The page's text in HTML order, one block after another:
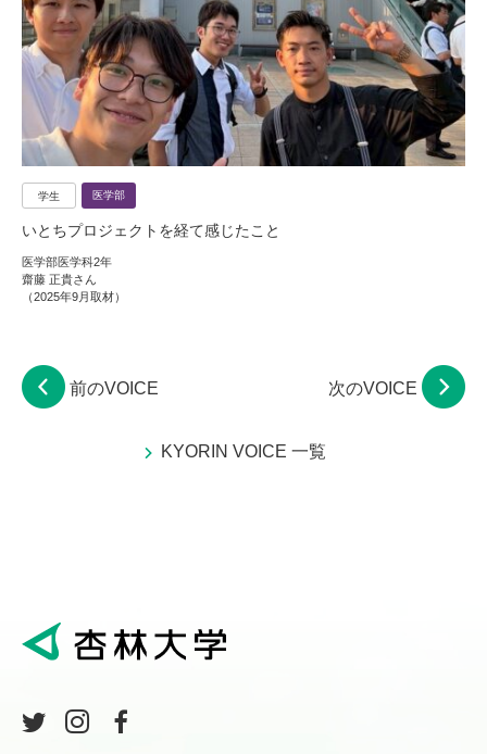
学生 医学部
いとちプロジェクトを経て感じたこと
医学部医学科2年
齋藤 正貴さん
（2025年9月取材）
前のVOICE
KYORIN VOICE 一覧
次のVOICE